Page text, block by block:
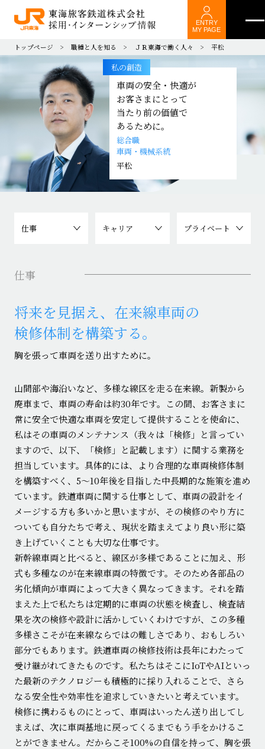
ENTRY
MY PAGE
トップページ 職種と人を知る ＪＲ東海で働く人々 平松
私の創造
車両の安全・快適が
お客さまにとって
当たり前の価値で
あるために。
総合職
車両・機械系統
平松
仕事 キャリア プライベート
仕事
将来を見据え、在来線車両の
検修体制を構築する。
胸を張って車両を送り出すために。
山間部や海沿いなど、多様な線区を走る在来線。新製から
廃車まで、車両の寿命は約30年です。この間、お客さまに
常に安全で快適な車両を安定して提供することを使命に、
私はその車両のメンテナンス（我々は「検修」と言ってい
ますので、以下、「検修」と記載します）に関する業務を
担当しています。具体的には、より合理的な車両検修体制
を構築すべく、5～10年後を目指した中長期的な施策を進め
ています。鉄道車両に関する仕事として、車両の設計をイ
メージする方も多いかと思いますが、その検修のやり方に
ついても自分たちで考え、現状を踏まえてより良い形に築
き上げていくことも大切な仕事です。
新幹線車両と比べると、線区が多様であることに加え、形
式も多種なのが在来線車両の特徴です。そのため各部品の
劣化傾向が車両によって大きく異なってきます。それを踏
まえた上で私たちは定期的に車両の状態を検査し、検査結
果を次の検修や設計に活かしていくわけですが、この多種
多様さこそが在来線ならではの難しさであり、おもしろい
部分でもあります。鉄道車両の検修技術は長年にわたって
受け継がれてきたものです。私たちはそこにIoTやAIといっ
た最新のテクノロジーも積極的に採り入れることで、さら
なる安全性や効率性を追求していきたいと考えています。
検修に携わるものにとって、車両はいったん送り出してし
まえば、次に車両基地に戻ってくるまでもう手をかけるこ
とができません。だからこそ100%の自信を持って、胸を張